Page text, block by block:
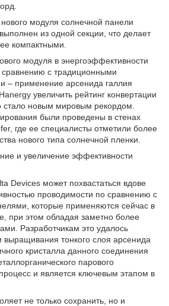
модуля солнечной панели
из одной секции, что делает
компактными.
модуля в энергоэффективности
с традиционными
– применение арсенида галлия
увеличить рейтинг конвертации
стало новым мировым рекордом.
были проведены в стенах
где ее специалисты отметили более
нового типа солнечной пленки.
Devices может похвастаться вдове
проводимости по сравнению с
которые применяются сейчас в
при этом обладая заметно более
Разработчикам это удалось
выращивания тонкого слоя арсенида
кристалла данного соединения
парового
и является ключевым этапом в
не только сохранить, но и